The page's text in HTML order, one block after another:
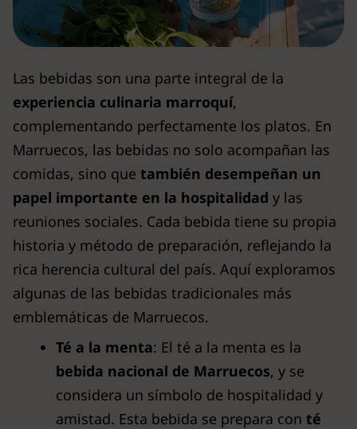
Las bebidas son una parte integral de la
experiencia culinaria marroquí,
complementando perfectamente los platos. En
Marruecos, las bebidas no solo acompañan las
comidas, sino que también desempeñan un
papel importante en la hospitalidad y las
reuniones sociales. Cada bebida tiene su propia
historia y método de preparación, reflejando la
rica herencia cultural del país. Aquí exploramos
algunas de las bebidas tradicionales más
emblemáticas de Marruecos.
Té a la menta: El té a la menta es la
bebida nacional de Marruecos, y se
considera un símbolo de hospitalidad y
amistad. Esta bebida se prepara con té